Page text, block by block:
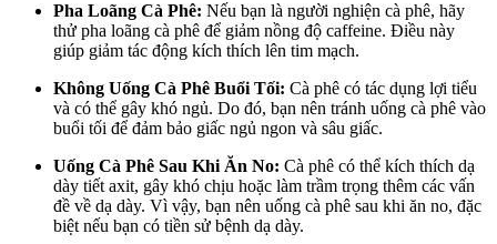
Pha Loãng Cà Phê: Nếu bạn là người nghiện cà phê, hãy
thử pha loãng cà phê để giảm nồng độ caffeine. Điều này
giúp giảm tác động kích thích lên tim mạch.
Không Uống Cà Phê Buổi Tối: Cà phê có tác dụng lợi tiểu
và có thể gây khó ngủ. Do đó, bạn nên tránh uống cà phê vào
buổi tối để đảm bảo giấc ngủ ngon và sâu giấc.
Uống Cà Phê Sau Khi Ăn No: Cà phê có thể kích thích dạ
dày tiết axit, gây khó chịu hoặc làm trầm trọng thêm các vấn
đề về dạ dày. Vì vậy, bạn nên uống cà phê sau khi ăn no, đặc
biệt nếu bạn có tiền sử bệnh dạ dày.